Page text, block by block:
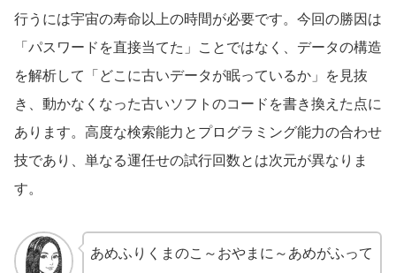
行うには宇宙の寿命以上の時間が必要です。今回の勝因は
「パスワードを直接当てた」ことではなく、データの構造
を解析して「どこに古いデータが眠っているか」を見抜
き、動かなくなった古いソフトのコードを書き換えた点に
あります。高度な検索能力とプログラミング能力の合わせ
技であり、単なる運任せの試行回数とは次元が異なりま
す。
あめふりくまのこ～おやまに～あめがふって